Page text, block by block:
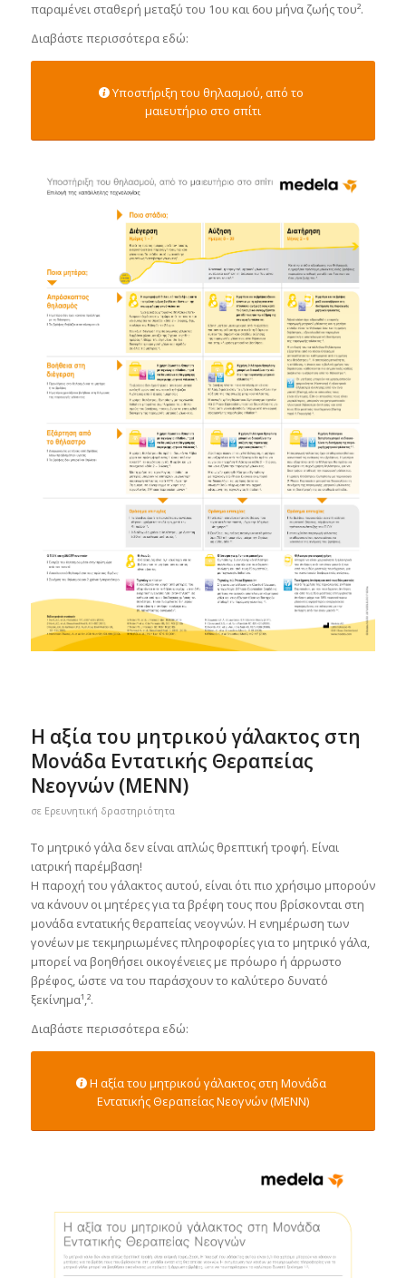
παραμένει σταθερή μεταξύ του 1ου και 6ου μήνα ζωής του².
Διαβάστε περισσότερα εδώ:
Υποστήριξη του θηλασμού, από το
μαιευτήριο στο σπίτι
Η αξία του μητρικού γάλακτος στη
Μονάδα Εντατικής Θεραπείας
Νεογνών (MENN)
σε Ερευνητική δραστηριότητα
Το μητρικό γάλα δεν είναι απλώς θρεπτική τροφή. Είναι
ιατρική παρέμβαση!
Η παροχή του γάλακτος αυτού, είναι ότι πιο χρήσιμο μπορούν
να κάνουν οι μητέρες για τα βρέφη τους που βρίσκονται στη
μονάδα εντατικής θεραπείας νεογνών. Η ενημέρωση των
γονέων με τεκμηριωμένες πληροφορίες για το μητρικό γάλα,
μπορεί να βοηθήσει οικογένειες με πρόωρο ή άρρωστο
βρέφος, ώστε να του παράσχουν το καλύτερο δυνατό
ξεκίνημα¹,².
Διαβάστε περισσότερα εδώ:
Η αξία του μητρικού γάλακτος στη Μονάδα
Εντατικής Θεραπείας Νεογνών (MENN)